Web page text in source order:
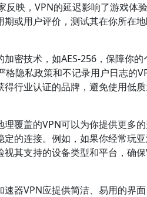
映，VPN的延迟影响了游戏体
或用户评价，测试其在你所在
密技术，如AES-256，保障你
隐私政策和不记录用户日志的
行业认证的品牌，避免使用低质
覆盖的VPN可以为你提供更多
的连接。例如，如果你经常玩亚
其支持的设备类型和平台，确
器VPN应提供简洁、易用的界